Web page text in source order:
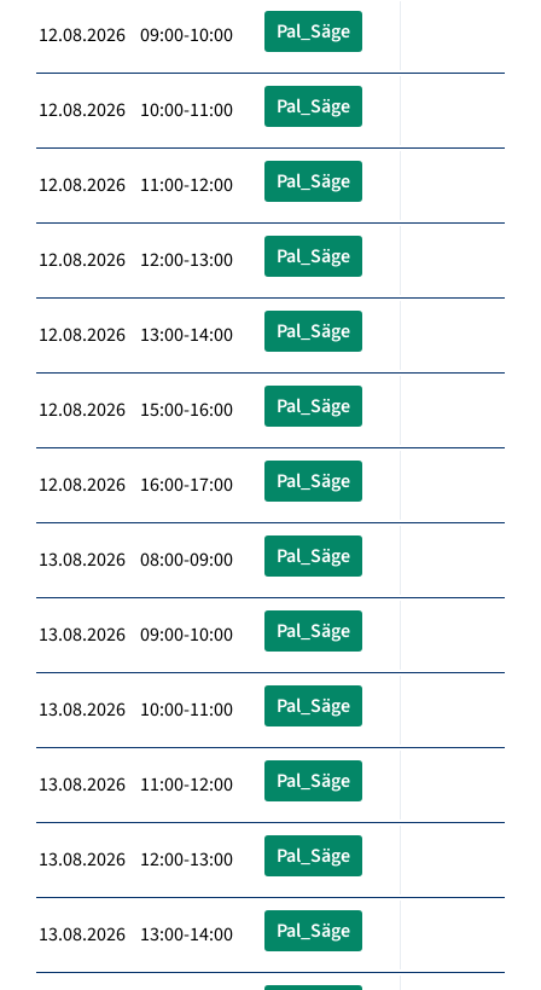
12.08.2026 09:00-10:00 Pal_Säge
12.08.2026 10:00-11:00 Pal_Säge
12.08.2026 11:00-12:00 Pal_Säge
12.08.2026 12:00-13:00 Pal_Säge
12.08.2026 13:00-14:00 Pal_Säge
12.08.2026 15:00-16:00 Pal_Säge
12.08.2026 16:00-17:00 Pal_Säge
13.08.2026 08:00-09:00 Pal_Säge
13.08.2026 09:00-10:00 Pal_Säge
13.08.2026 10:00-11:00 Pal_Säge
13.08.2026 11:00-12:00 Pal_Säge
13.08.2026 12:00-13:00 Pal_Säge
13.08.2026 13:00-14:00 Pal_Säge